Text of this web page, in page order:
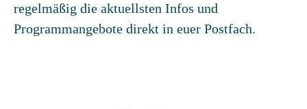
regelmäßig die aktuellsten Infos und
Programmangebote direkt in euer Postfach.